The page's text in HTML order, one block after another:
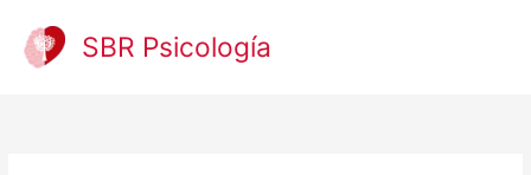
contenido
SBR Psicología